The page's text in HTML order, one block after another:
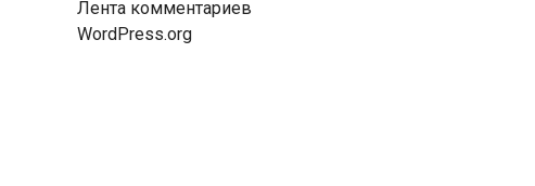
Лента комментариев
WordPress.org